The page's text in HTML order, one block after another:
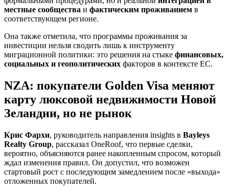
местные сообщества и фактическим проживанием в
соответствующем регионе.
Она также отметила, что программы проживания за
инвестиции нельзя сводить лишь к инструменту
миграционной политики: это решения на стыке финансовых,
социальных и геополитических факторов в контексте ЕС.
NZA: покупатели Golden Visa меняют
карту люксовой недвижимости Новой
Зеландии, но не рынок
Крис Фархи, руководитель направления insights в Bayleys
Realty Group, рассказал OneRoof, что первые сделки,
вероятно, объясняются ранее накопленным спросом, который
ждал изменения правил. Он допустил, что возможен
стартовый рост с последующим замедлением после «выхода»
отложенных покупателей.